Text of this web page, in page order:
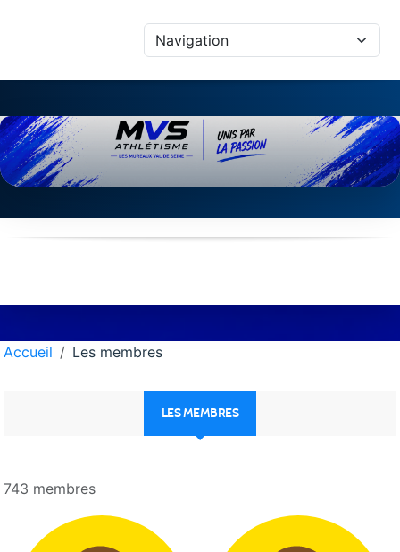
Accueil Les membres
LES MEMBRES
743 membres